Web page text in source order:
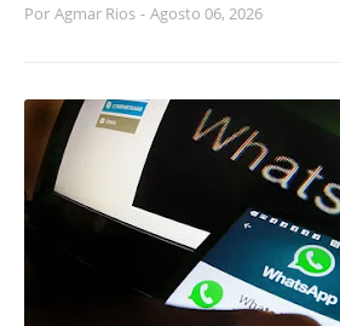
Por Agmar Rios - Agosto 06, 2026